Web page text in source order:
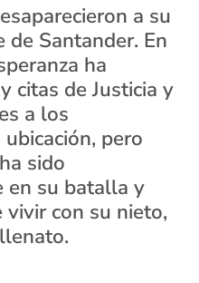
a su
de Santander. En
ha
citas de Justicia y
a los
pero
sido
en su batalla y
con su nieto,